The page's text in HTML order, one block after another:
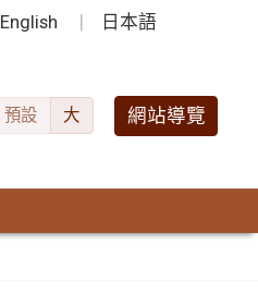
English 日本語
預設 大 網站導覽